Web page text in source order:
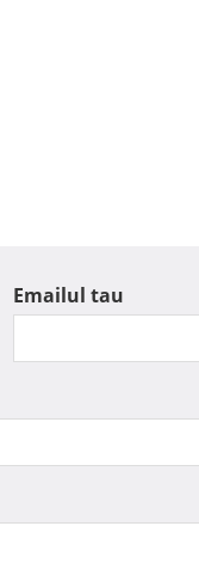
Emailul tau